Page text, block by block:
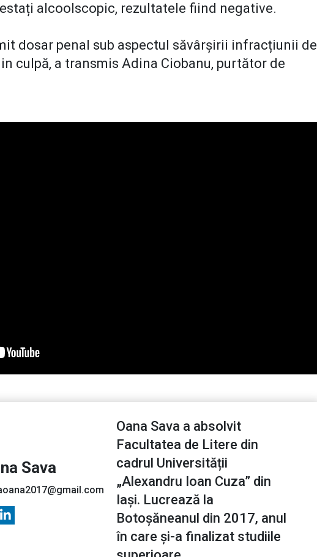
alcoolscopic, rezultatele fiind negative.
dosar penal sub aspectul săvârșirii infracțiunii de
culpă, a transmis Adina Ciobanu, purtător de
Sava
Oana Sava a absolvit
Facultatea de Litere din
cadrul Universității
„Alexandru Ioan Cuza” din
Iași. Lucrează la
Botoșăneanul din 2017, anul
în care și-a finalizat studiile